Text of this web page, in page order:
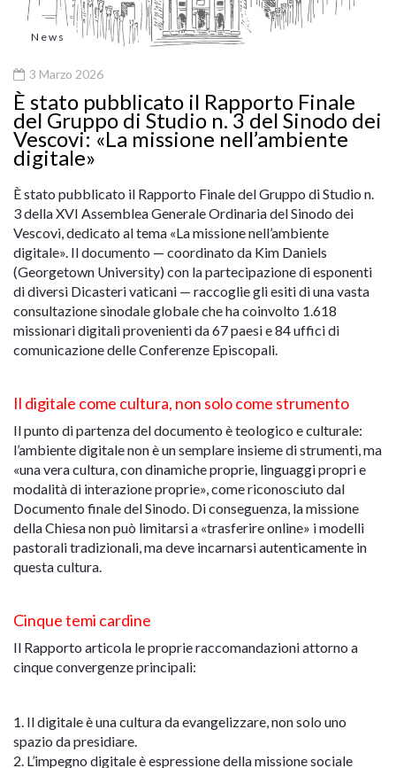
News
3 Marzo 2026
È stato pubblicato il Rapporto Finale
del Gruppo di Studio n. 3 del Sinodo dei
Vescovi: «La missione nell’ambiente
digitale»
È stato pubblicato il Rapporto Finale del Gruppo di Studio n.
3 della XVI Assemblea Generale Ordinaria del Sinodo dei
Vescovi, dedicato al tema «La missione nell’ambiente
digitale». Il documento — coordinato da Kim Daniels
(Georgetown University) con la partecipazione di esponenti
di diversi Dicasteri vaticani — raccoglie gli esiti di una vasta
consultazione sinodale globale che ha coinvolto 1.618
missionari digitali provenienti da 67 paesi e 84 uffici di
comunicazione delle Conferenze Episcopali.
Il digitale come cultura, non solo come strumento
Il punto di partenza del documento è teologico e culturale:
l’ambiente digitale non è un semplare insieme di strumenti, ma
«una vera cultura, con dinamiche proprie, linguaggi propri e
modalità di interazione proprie», come riconosciuto dal
Documento finale del Sinodo. Di conseguenza, la missione
della Chiesa non può limitarsi a «trasferire online» i modelli
pastorali tradizionali, ma deve incarnarsi autenticamente in
questa cultura.
Cinque temi cardine
Il Rapporto articola le proprie raccomandazioni attorno a
cinque convergenze principali:
1. Il digitale è una cultura da evangelizzare, non solo uno
spazio da presidiare.
2. L’impegno digitale è espressione della missione sociale